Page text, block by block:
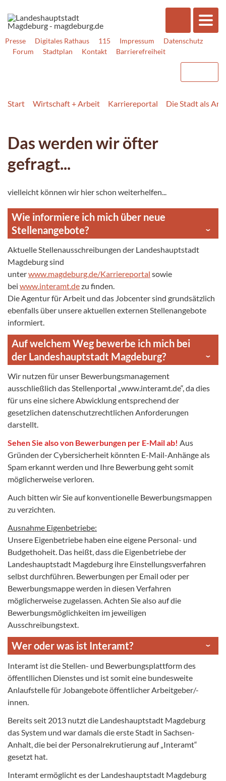
Presse Digitales Rathaus 115 Impressum
Datenschutz
Forum
Stadtplan Kontakt Barrierefreiheit
Start Wirtschaft + Arbeit Karriereportal Die Stadt als
Das werden wir öfter
gefragt...
vielleicht können wir hier schon weiterhelfen...
Wie informiere ich mich über neue
Stellenangebote?
Aktuelle Stellenausschreibungen der Landeshauptstadt
Magdeburg sind
unterwww.magdeburg.de/Karriereportal sowie
bei www.interamt.dezu finden.
Die Agentur für Arbeit und das Jobcenter sind grundsätzlich
ebenfalls über unsere aktuellen externen Stellenangebote
informiert.
Auf welchem Weg bewerbe ich mich bei
der Landeshauptstadt Magdeburg?
Wir nutzen für unser Bewerbungsmanagement
ausschließlich das Stellenportal „www.interamt.de“, da dies
für uns eine sichere Abwicklung entsprechend der
gesetzlichen datenschutzrechtlichen Anforderungen
darstellt.
Sehen Sie also von Bewerbungen per E-Mail ab! Aus
Gründen der Cybersicherheit könnten E-Mail-Anhänge als
Spam erkannt werden und Ihre Bewerbung geht somit
möglicherweise verloren.
Auch bitten wir Sie auf konventionelle Bewerbungsmappen
zu verzichten.
Ausnahme Eigenbetriebe:
Unsere Eigenbetriebe haben eine eigene Personal- und
Budgethoheit. Das heißt, dass die Eigenbetriebe der
Landeshauptstadt Magdeburg ihre Einstellungsverfahren
selbst durchführen. Bewerbungen per Email oder per
Bewerbungsmappe werden in diesen Verfahren
möglicherweise zugelassen. Achten Sie also auf die
Bewerbungsmöglichkeiten im jeweiligen
Ausschreibungstext.
Wer oder was ist Interamt?
Interamt ist die Stellen- und Bewerbungsplattform des
öffentllichen Dienstes und ist somit eine bundesweite
Anlaufstelle für Jobangebote öffentlicher Arbeitgeber/-
innen.
Bereits seit 2013 nutzt die Landeshauptstadt Magdeburg
das System und war damals die erste Stadt in Sachsen-
Anhalt, die bei der Personalrekrutierung auf „Interamt“
gesetzt hat.
Interamt ermöglicht es der Landeshauptstadt Magdeburg